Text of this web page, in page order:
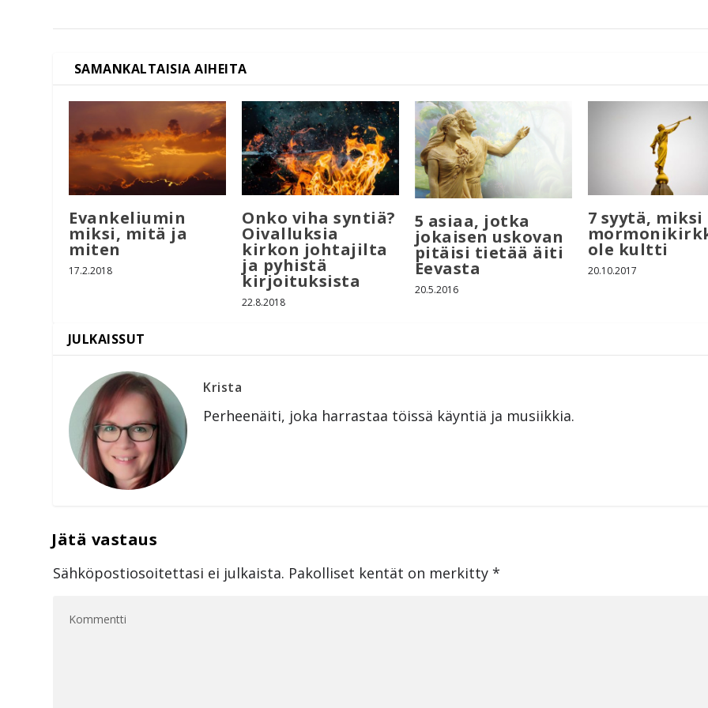
Evankeliumin
miksi, mitä ja
miten
17.2.2018
Onko viha syntiä?
Oivalluksia
kirkon johtajilta
ja pyhistä
kirjoituksista
22.8.2018
5 asiaa, jotka
jokaisen uskovan
pitäisi tietää äiti
Eevasta
20.5.2016
7 syytä, miksi
ole kultti
20.10.2017
Krista
Perheenäiti, joka harrastaa töissä käyntiä ja musiikkia.
Sähköpostiosoitettasi ei julkaista. Pakolliset kentät on merkitty*